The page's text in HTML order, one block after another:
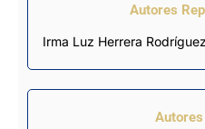
Autores
Irma Luz Herrera Rodríguez
Autores